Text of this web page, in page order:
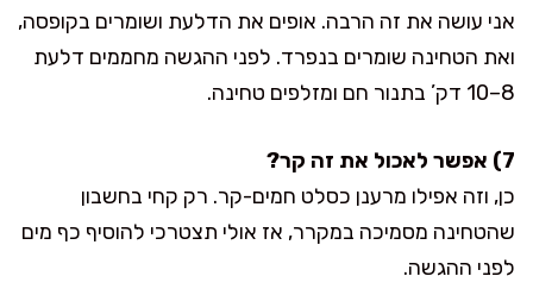
אני עושה את זה הרבה. אופים את הדלעת ושומרים בקופסה,
ואת הטחינה שומרים בנפרד. לפני ההגשה מחממים דלעת
8–10 דק’ בתנור חם ומזלפים טחינה.
7) אפשר לאכול את זה קר?
כן, וזה אפילו מרענן כסלט חמים-קר. רק קחי בחשבון
שהטחינה מסמיכה במקרר, אז אולי תצטרכי להוסיף כף מים
לפני ההגשה.